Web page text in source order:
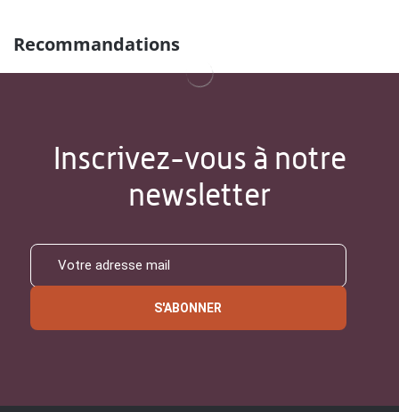
Recommandations
Inscrivez-vous à notre
newsletter
S'ABONNER